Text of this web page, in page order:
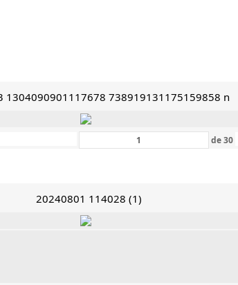
1304090901117678 738919131175159858 n
de30
20240801 114028 (1)